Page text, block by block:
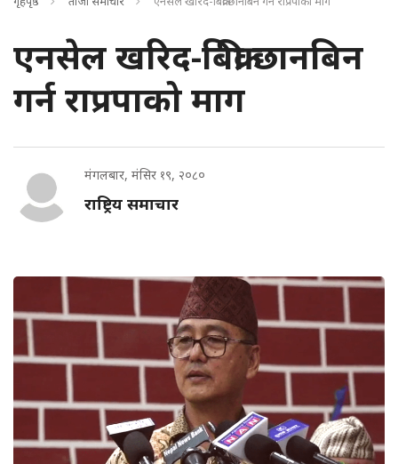
एनसेल खरिद-बिक्री छानबिन
गर्न राप्रपाको माग
मंगलबार, मंसिर १९, २०८०
राष्ट्रिय समाचार